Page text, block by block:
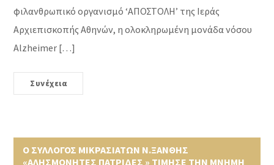
φιλανθρωπικό οργανισμό ‘ΑΠΟΣΤΟΛΗ’ της Ιεράς
Αρχιεπισκοπής Αθηνών, η ολοκληρωμένη μονάδα νόσου
Alzheimer […]
Συνέχεια
Ο ΣΥΛΛΟΓΟΣ ΜΙΚΡΑΣΙΑΤΩΝ Ν.ΞΑΝΘΗΣ
«ΑΛΗΣΜΟΝΗΤΕΣ ΠΑΤΡΙΔΕΣ » ΤΙΜΗΣΕ ΤΗΝ ΜΝΗΜΗ